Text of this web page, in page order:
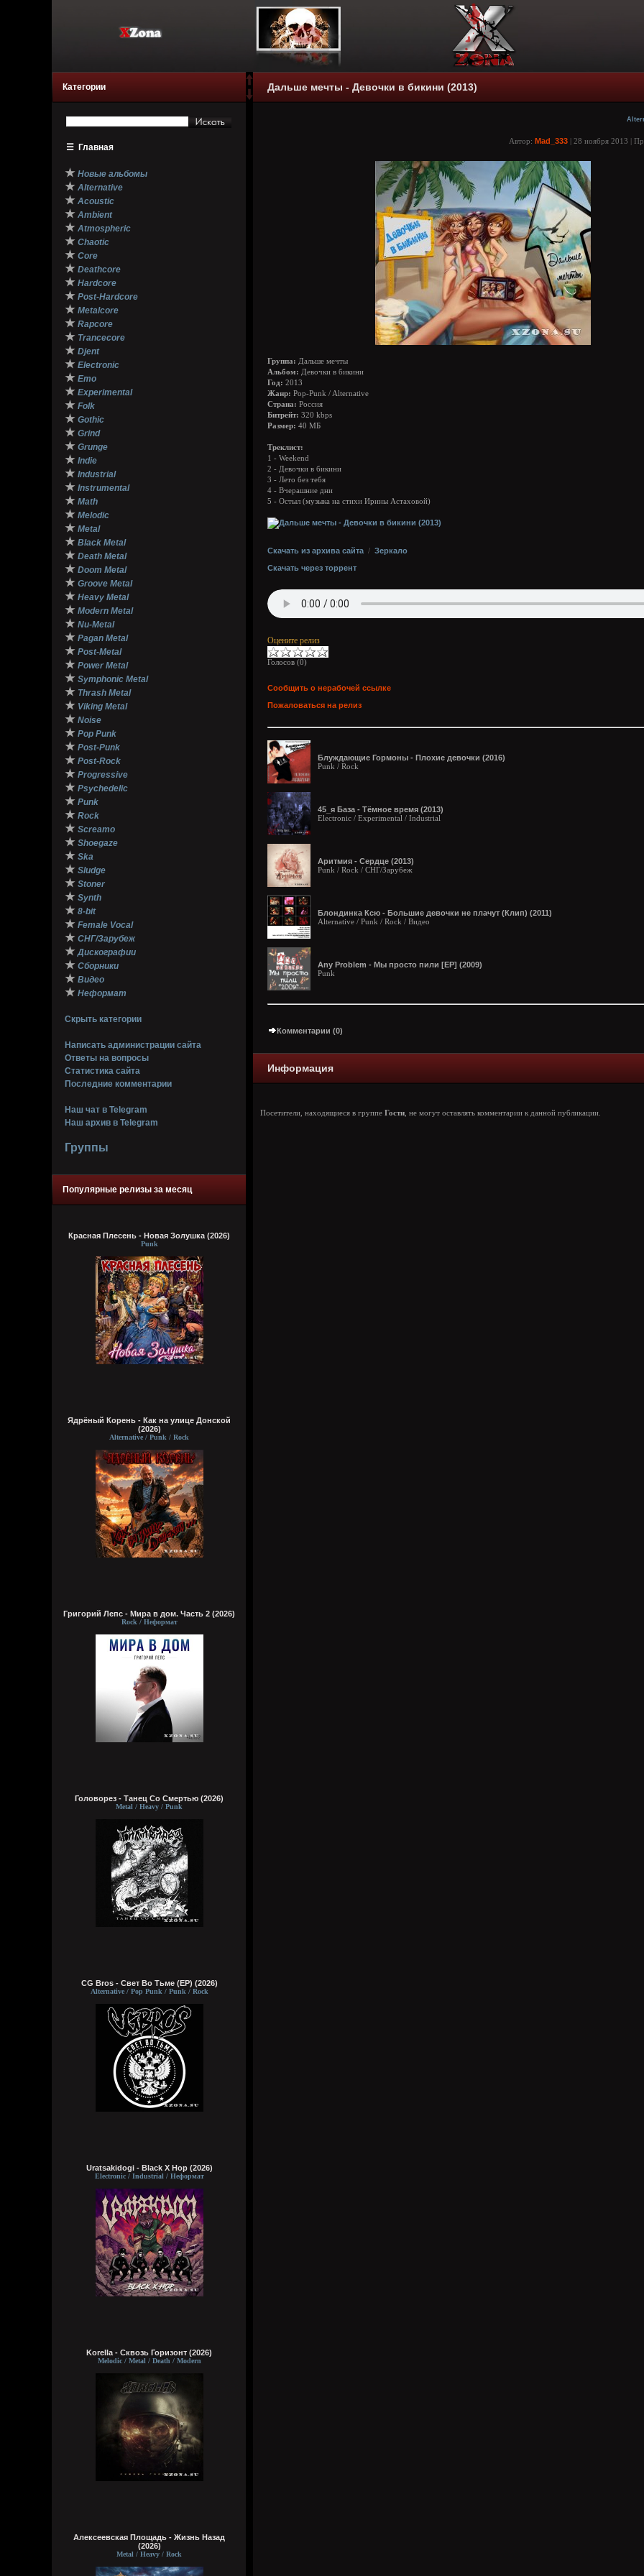
Категории
☰ Главная
★ Новые альбомы
★ Alternative
★ Acoustic
★ Ambient
★ Atmospheric
★ Chaotic
★ Core
★ Deathcore
★ Hardcore
★ Post-Hardcore
★ Metalcore
★ Rapcore
★ Trancecore
★ Djent
★ Electronic
★ Emo
★ Experimental
★ Folk
★ Gothic
★ Grind
★ Grunge
★ Indie
★ Industrial
★ Instrumental
★ Math
★ Melodic
★ Metal
★ Black Metal
★ Death Metal
★ Doom Metal
★ Groove Metal
★ Heavy Metal
★ Modern Metal
★ Nu-Metal
★ Pagan Metal
★ Post-Metal
★ Power Metal
★ Symphonic Metal
★ Thrash Metal
★ Viking Metal
★ Noise
★ Pop Punk
★ Post-Punk
★ Post-Rock
★ Progressive
★ Psychedelic
★ Punk
★ Rock
★ Screamo
★ Shoegaze
★ Ska
★ Sludge
★ Stoner
★ Synth
★ 8-bit
★ Female Vocal
★ СНГ/Зарубеж
★ Дискографии
★ Сборники
★ Видео
★ Неформат
Скрыть категории
Написать администрации сайта
Ответы на вопросы
Статистика сайта
Последние комментарии
Наш чат в Telegram
Наш архив в Telegram
Группы
Популярные релизы за месяц
Красная Плесень - Новая Золушка (2026)
Punk
Ядрёный Корень - Как на улице Донской
(2026)
Alternative / Punk / Rock
Григорий Лепс - Мира в дом. Часть 2 (2026)
Rock / Неформат
Головорез - Tанец Со Смертью (2026)
Metal / Heavy / Punk
CG Bros - Свет Во Тьме (EP) (2026)
Alternative / Pop Punk / Punk / Rock
Uratsakidogi - Black X Hop (2026)
Electronic / Industrial / Неформат
Korella - Сквозь Горизонт (2026)
Melodic / Metal / Death / Modern
Алексеевская Площадь - Жизнь Назад
(2026)
Metal / Heavy / Rock
Дальше мечты - Девочки в бикини (2013)
Автор: Mad_333 | 28 ноября 2013 |
Группа: Дальше мечты
Альбом: Девочки в бикини
Год: 2013
Жанр: Pop-Punk / Alternative
Страна: Россия
Битрейт: 320 kbps
Размер: 40 МБ
Треклист:
1 - Weekend
2 - Девочки в бикини
3 - Лето без тебя
4 - Вчерашние дни
5 - Остыл (музыка на стихи Ирины Астаховой)
Скачать из архива сайта / Зеркало
Скачать через торрент
Оцените релиз
Голосов (0)
Сообщить о нерабочей ссылке
Пожаловаться на релиз
Блуждающие Гормоны - Плохие девочки (2016)
Punk / Rock
45_я База - Тёмное время (2013)
Electronic / Experimental / Industrial
Аритмия - Сердце (2013)
Punk / Rock / СНГ/Зарубеж
Блондинка Ксю - Большие девочки не плачут (Клип) (2011)
Alternative / Punk / Rock / Видео
Any Problem - Мы просто пили [EP] (2009)
Punk
Комментарии (0)
Информация
Посетители, находящиеся в группе Гости , не могут оставлять комментарии к данной публикации.